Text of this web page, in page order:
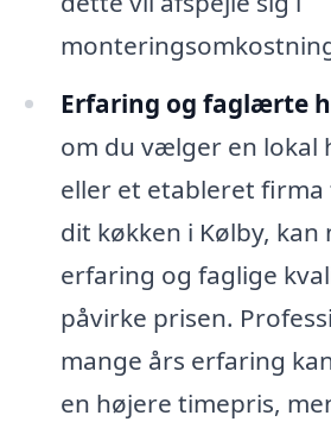
Erfaring og faglærte
om du vælger en
eller et etableret
dit køkken i Kølby, kan
erfaring og faglige
påvirke prisen.
mange års erfaring
en højere timepris,